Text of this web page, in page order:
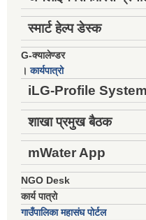
स्मार्ट हेल्प डेस्क
G-क्यालेण्डर
।कार्यपात्रो
iLG-Profile System
शाखा प्रमुख बैठक
mWater App
NGO Desk
कार्य पात्रो
गाउँपालिका महासंघ पोर्टल